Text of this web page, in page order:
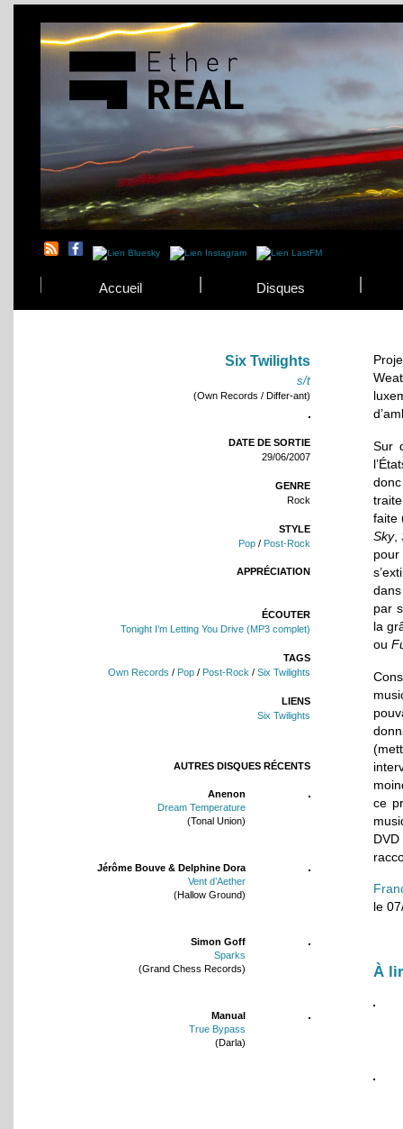
Accueil Disques
Six Twilights
s/t
(Own Records / Differ-ant)
DATE DE SORTIE
29/06/2007
GENRE
Rock
STYLE
Pop / Post-Rock
APPRÉCIATION
ÉCOUTER
Tonight I’m Letting You Drive (MP3 complet)
TAGS
Own Records / Pop / Post-Rock / Six Twilights
LIENS
Six Twilights
AUTRES DISQUES RÉCENTS
Anenon
Dream Temperature
(Tonal Union)
Jérôme Bouve & Delphine Dora
Vent d’Aether
(Hallow Ground)
Simon Goff
Sparks
(Grand Chess Records)
Manual
True Bypass
(Darla)
Sur
faite
Sky,
pour
par
la
ou
ce
le
À